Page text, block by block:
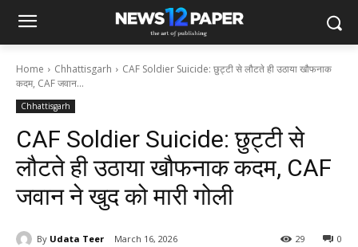
Home Chhattisgarh
CAF Soldier Suicide: छुट्टी से लौटते ही उठाया खौफनाक
कदम, CAF जवान...
Chhattisgarh
CAF Soldier Suicide: छुट्टी से
लौटते ही उठाया खौफनाक कदम, CAF
जवान ने खुद को मारी गोली
By Udata Teer March 16, 2026 0
29